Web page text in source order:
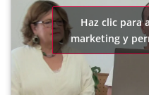
Haz clic para
marketing y